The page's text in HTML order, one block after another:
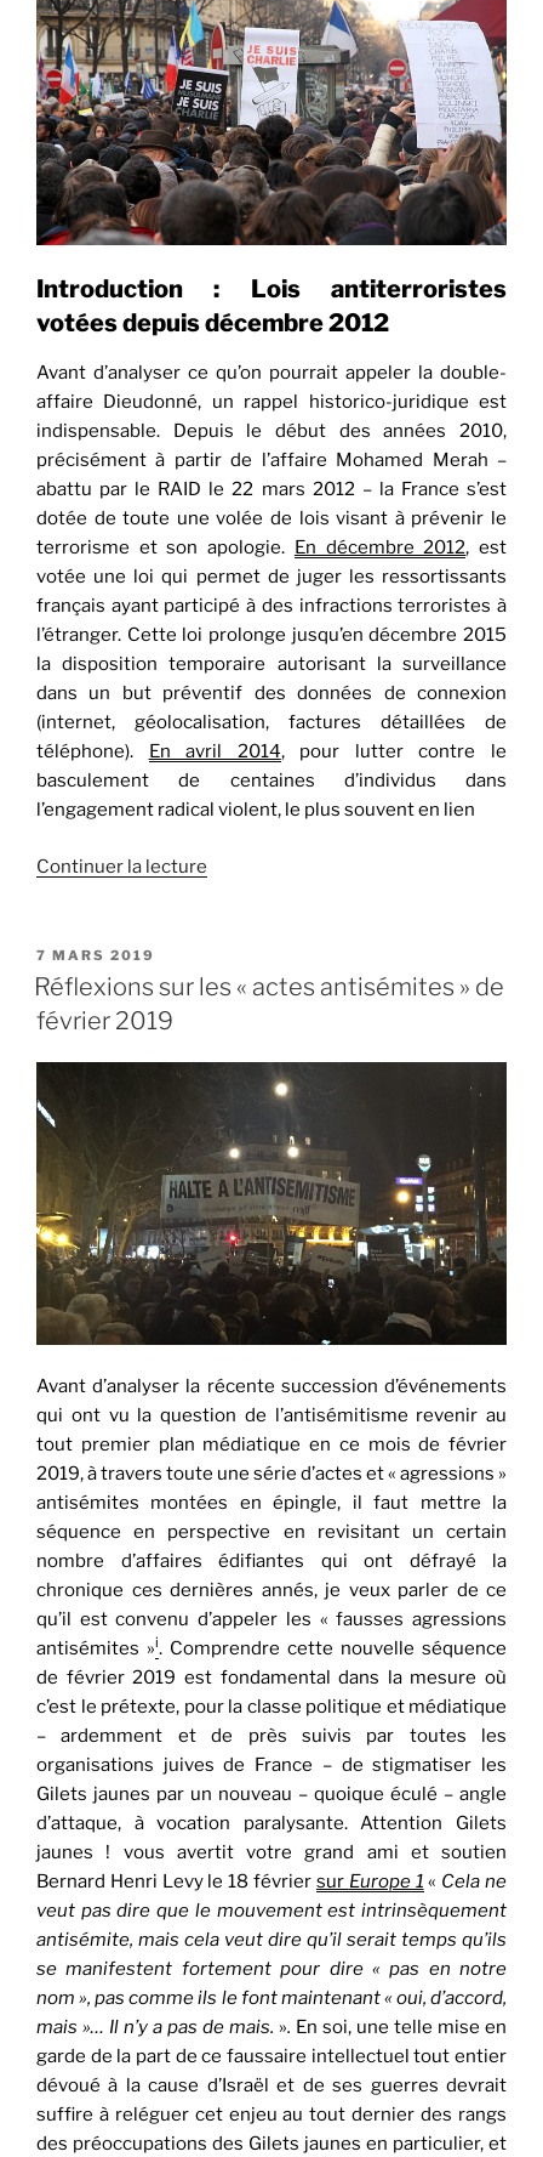
Introduction : Lois antiterroristes
votées depuis décembre 2012
Avant d’analyser ce qu’on pourrait appeler la double-
affaire Dieudonné, un rappel historico-juridique est
indispensable. Depuis le début des années 2010,
précisément à partir de l’affaire Mohamed Merah –
abattu par le RAID le 22 mars 2012 – la France s’est
dotée de toute une volée de lois visant à prévenir le
terrorisme et son apologie. En décembre 2012, est
votée une loi qui permet de juger les ressortissants
français ayant participé à des infractions terroristes à
l’étranger. Cette loi prolonge jusqu’en décembre 2015
la disposition temporaire autorisant la surveillance
dans un but préventif des données de connexion
(internet, géolocalisation, factures détaillées de
téléphone).
En avril 2014, pour lutter contre le
basculement de centaines d’individus dans
l’engagement radical violent, le plus souvent en lien
Continuer la lecture
antiterroristes
PUBLIÉ
LE
7 MARS 2019
Réflexions sur les « actes antisémites » de
février 2019
Avant d’analyser la récente succession d’événements
qui ont vu la question de l’antisémitisme revenir au
tout premier plan médiatique en ce mois de février
2019, à travers toute une série d’actes et « agressions »
antisémites montées en épingle, il faut mettre la
séquence en perspective en revisitant un certain
nombre d’affaires édifiantes qui ont défrayé la
chronique ces dernières annés, je veux parler de ce
qu’il est convenu d’appeler les « fausses agressions
antisémites »i. Comprendre cette nouvelle séquence
de février 2019 est fondamental dans la mesure où
c’est le prétexte, pour la classe politique et médiatique
– ardemment et de près suivis par toutes les
organisations juives de France – de stigmatiser les
Gilets jaunes par un nouveau – quoique éculé – angle
d’attaque, à vocation paralysante. Attention Gilets
jaunes ! vous avertit votre grand ami et soutien
Bernard Henri Levy le 18 février sur Europe 1 « Cela ne
veut pas dire que le mouvement est intrinsèquement
antisémite, mais cela veut dire qu’il serait temps qu’ils
se manifestent fortement pour dire « pas en notre
nom », pas comme ils le font maintenant « oui, d’accord,
mais »… Il n’y a pas de mais. ». En soi, une telle mise en
garde de la part de ce faussaire intellectuel tout entier
dévoué à la cause d’Israël et de ses guerres devrait
suffire à reléguer cet enjeu au tout dernier des rangs
des préoccupations des Gilets jaunes en particulier, et